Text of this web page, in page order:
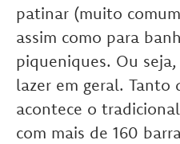
patinar (muito
assim como para
piqueniques. Ou
lazer em geral. Tanto
acontece o tradicional
com mais de 160